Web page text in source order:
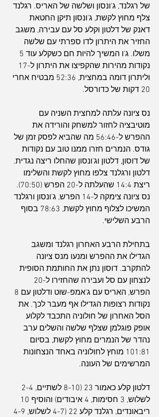
של רגלנד, ג'ונסון ושלשה של האריס. רגלנד
צלף מחוץ לקשת, ג'ונסון תיקן החטאת
דאנק של דלטון וקלע סל עם עבירה, משגב
החזיר את היתרון לדו ספרתי עם שלשה
וליתרון דומה במחצית, 52:36 מבטיח אחרי
20 דקות של כדורסל.
נס ציונה עלתה למחצית השניה עם
מוטיבציה לחזור למשחק והורידה את
ההפרש ל-56:46 מה שהביא לפסק זמן של
גודס. הנמרים חזרו ממנו טוב עם נקודות
של דוסון, דלטון וג'ונסון שהחלו ריצה נגדית.
דלטון ורגלנד צלפו מחוץ לקשת והשלימו
ריצת 14:4 שהעלתה ל-20 הפרש (70:50).
נס ציונה צימקה ל-14 הפרש, ג'ונסון ורגלנד
המשיכו לצלוף מחוץ לקשת, 78:63 בסוף
הרבע השלישי.
בתחילת הרבע האחרון רגלנד ומשגב
הגדילו את ההפרש ומנעו מנס ציונה
להתקרב. דוסון נתן את החותמת הסופית
נקודות רצופות הגדילו אף מעבר לכך. את
הסל האחרון של חולוניה התכבד לקלוע
אופק פוגלמן שצלף שלשה והשלים ערב
נהדר של הנמרים מחוץ לקשת, בסיום
101:81 מוחץ לחולוניה באחד הנצחונות
המרשימים של העונה.